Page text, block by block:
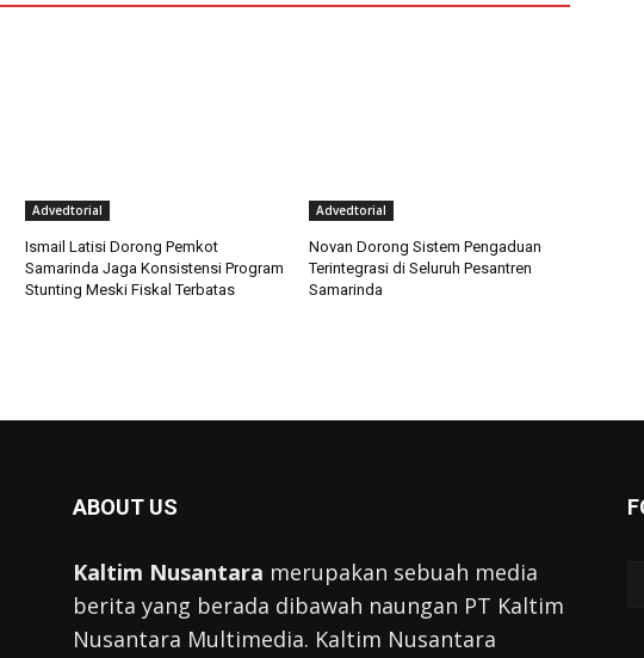
Advedtorial
Ismail Latisi Dorong Pemkot
Samarinda Jaga Konsistensi Program
Stunting Meski Fiskal Terbatas
Advedtorial
Novan Dorong Sistem Pengaduan
Terintegrasi di Seluruh Pesantren
Samarinda
ABOUT US
Kaltim Nusantara merupakan sebuah media
berita yang berada dibawah naungan PT Kaltim
Nusantara Multimedia. Kaltim Nusantara